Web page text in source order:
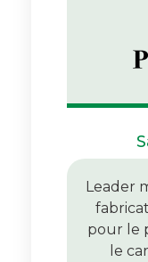
Leader
pour le
le